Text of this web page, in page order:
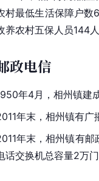
村最低生活保障户数
养农村五保人员144
政电信
年4月，相州镇建
年末，相州镇有广
年末，相州镇有
话交换机总容量2万